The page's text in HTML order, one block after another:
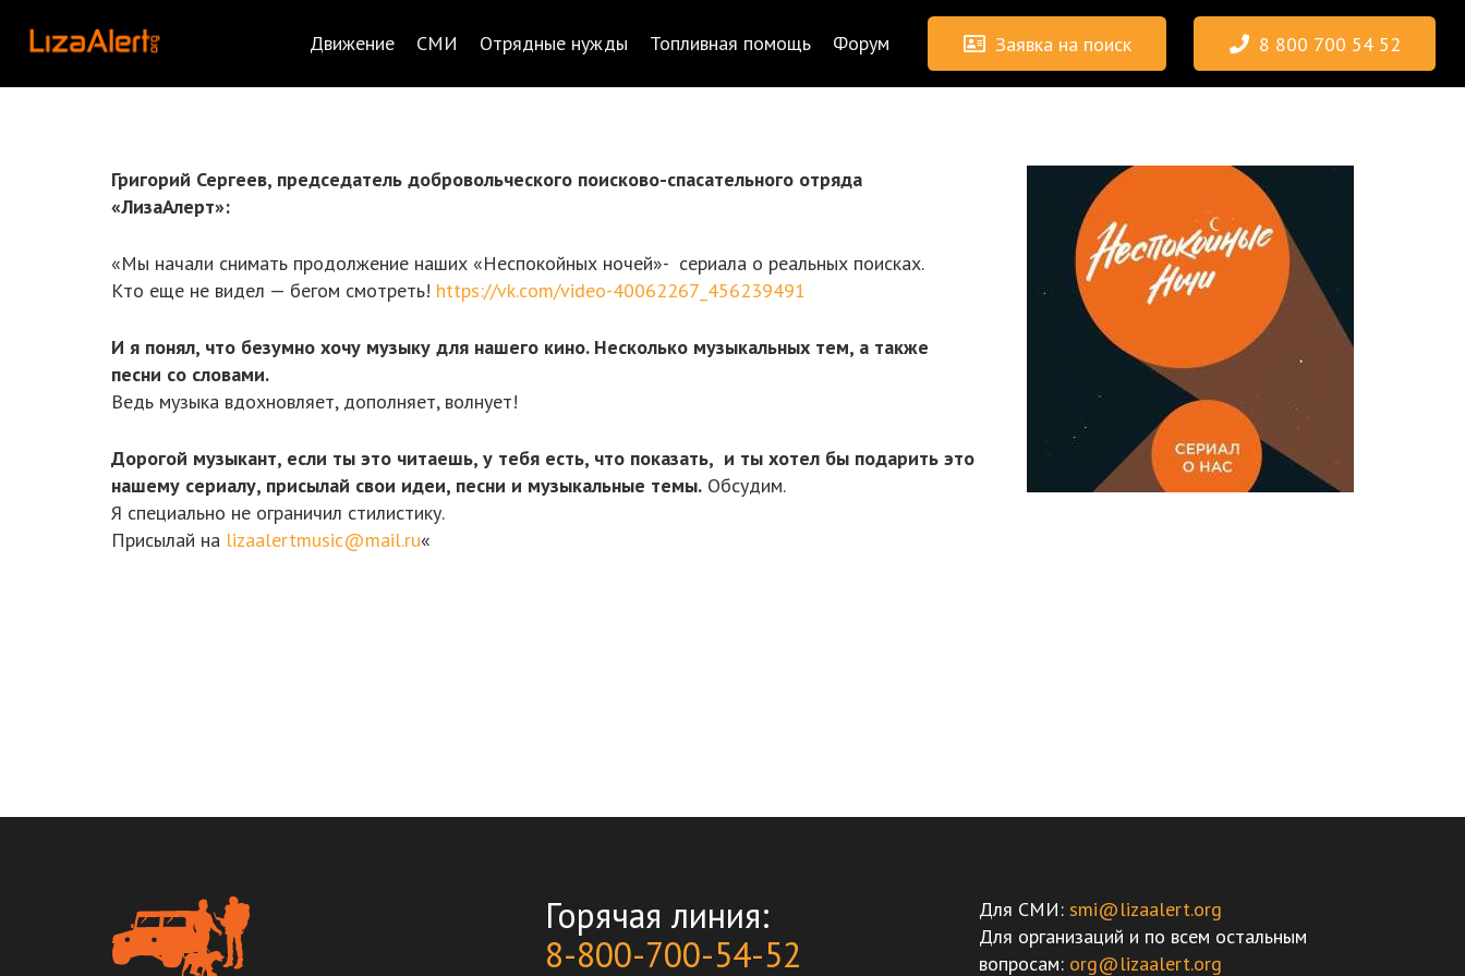
Движение СМИ Отрядные нужды Топливная помощь Форум Заявка на поиск 8 800 700 54 52
Григорий Сергеев, председатель добровольческого поисково-спасательного отряда
«ЛизаАлерт»:
«Мы начали снимать продолжение наших «Неспокойных ночей»- сериала о реальных поисках.
Кто еще не видел — бегом смотреть! https://vk.com/video-40062267_456239491
И я понял, что безумно хочу музыку для нашего кино. Несколько музыкальных тем, а также
песни со словами.
Ведь музыка вдохновляет, дополняет, волнует!
Дорогой музыкант, если ты это читаешь, у тебя есть, что показать, и ты хотел бы подарить это
нашему сериалу, присылай свои идеи, песни и музыкальные темы. Обсудим.
Я специально не ограничил стилистику.
Присылай на lizaalertmusic@mail.ru«
Горячая линия:
8-800-700-54-52
Для СМИ: smi@lizaalert.org
Для организаций и по всем остальным
вопросам: org@lizaalert.org